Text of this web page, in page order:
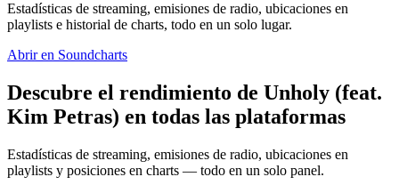
Estadísticas de streaming, emisiones de radio, ubicaciones en
playlists e historial de charts, todo en un solo lugar.
Abrir en Soundcharts
Descubre el rendimiento de Unholy (feat.
Kim Petras) en todas las plataformas
Estadísticas de streaming, emisiones de radio, ubicaciones en
playlists y posiciones en charts — todo en un solo panel.